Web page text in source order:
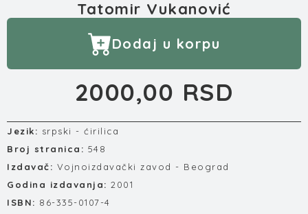
Tatomir Vukanović
Dodaj u korpu
2000,00 RSD
Jezik: srpski - ćirilica
Broj stranica: 548
Izdavač: Vojnoizdavački zavod - Beograd
Godina izdavanja: 2001
ISBN: 86-335-0107-4